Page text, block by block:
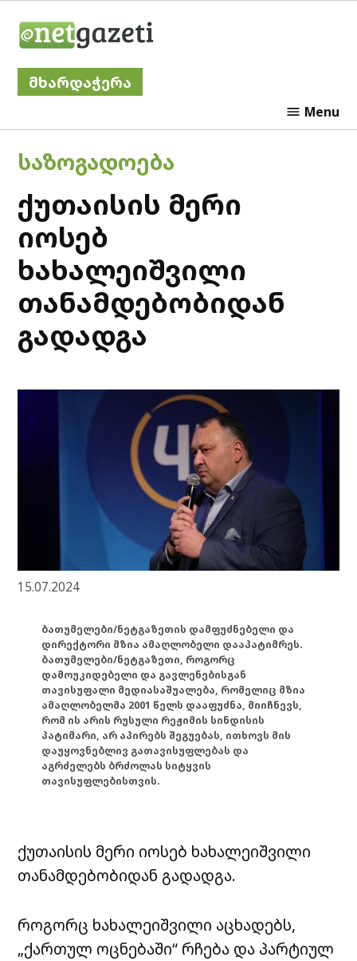
მხარდაჭერა
Menu
POSTED
IN
ᲡᲐᲖᲝᲒᲐᲓᲝᲔᲑᲐ
ქუთაისის მერი
იოსებ
ხახალეიშვილი
თანამდებობიდან
გადადგა
15.07.2024
ბათუმელები/ნეტგაზეთის დამფუძნებელი და
დირექტორი მზია ამაღლობელი დააპატიმრეს.
ბათუმელები/ნეტგაზეთი, როგორც
დამოუკიდებელი და გავლენებისგან
თავისუფალი მედიასაშუალება, რომელიც მზია
ამაღლობელმა 2001 წელს დააფუძნა, მიიჩნევს,
რომ ის არის რუსული რეჟიმის სინდისის
პატიმარი, არ აპირებს შეგუებას, ითხოვს მის
დაუყოვნებლივ გათავისუფლებას და
აგრძელებს ბრძოლას სიტყვის
თავისუფლებისთვის.
ქუთაისის მერი იოსებ ხახალეიშვილი
თანამდებობიდან გადადგა.
როგორც ხახალეიშვილი აცხადებს,
„ქართულ ოცნებაში“ რჩება და პარტიულ